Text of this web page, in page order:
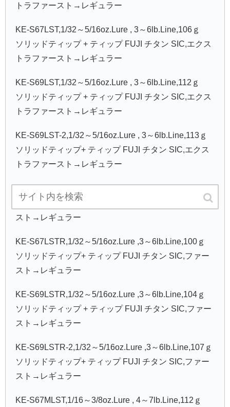
トラファースト→レギュラー
KE-S67LST,1/32～5/16oz.Lure , 3～6lb.Line,106ｇ
ソリッドティップ + ティップ FUJI チタン SIC,エクス
トラファースト→レギュラー
KE-S69LST,1/32～5/16oz.Lure , 3～6lb.Line,112ｇ
ソリッドティップ + ティップ FUJI チタン SIC,エクス
トラファースト→レギュラー
KE-S69LST-2,1/32～5/16oz.Lure , 3～6lb.Line,113ｇ
ソリッドティップ+ ティップ FUJI チタン SIC,エクス
トラファースト→レギュラー
ソリッドティップ+ ティップ FUJI チタン SIC,ファー
スト→レギュラー
KE-S67LSTR,1/32～5/16oz.Lure ,3～6lb.Line,100ｇ
ソリッドティップ+ ティップ FUJI チタン SIC,ファー
スト→レギュラー
KE-S69LSTR,1/32～5/16oz.Lure ,3～6lb.Line,104ｇ
ソリッドティップ + ティップ FUJI チタン SIC,ファー
スト→レギュラー
KE-S69LSTR-2,1/32～5/16oz.Lure ,3～6lb.Line,107ｇ
ソリッドティップ+ ティップ FUJI チタン SIC,ファー
スト→レギュラー
KE-S67MLST,1/16～3/8oz.Lure , 4～7lb.Line,112ｇ